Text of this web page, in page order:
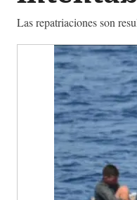
Las repatriaciones son